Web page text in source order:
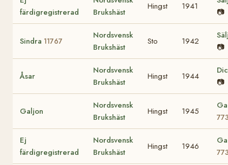
färdigregistrerad
Brukshäst
Hingst 1941
📷
Sindra 11767
Nordsvensk
Brukshäst
Sto 1942
📷
Åsar
Nordsvensk
Brukshäst
Hingst 1944
📷
Galjon
Nordsvensk
Brukshäst
Hingst 1945
Ej
färdigregistrerad
Nordsvensk
Brukshäst
Hingst 1946